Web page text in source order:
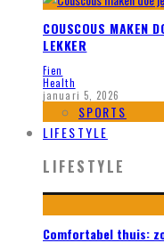
COUSCOUS MAKEN
LEKKER
Fien
Health
januari 5, 2026
SPORTS
LIFESTYLE
LIFESTYLE
Comfortabel thuis: